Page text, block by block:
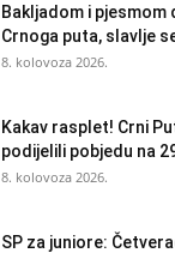
Bakljadom i
Crnoga puta, slavlje
8. kolovoza 2026.
Kakav rasplet! Crni
podijelili pobjedu na
8. kolovoza 2026.
SP za juniore: